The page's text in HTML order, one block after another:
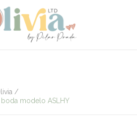
/
boda modelo ASLHY